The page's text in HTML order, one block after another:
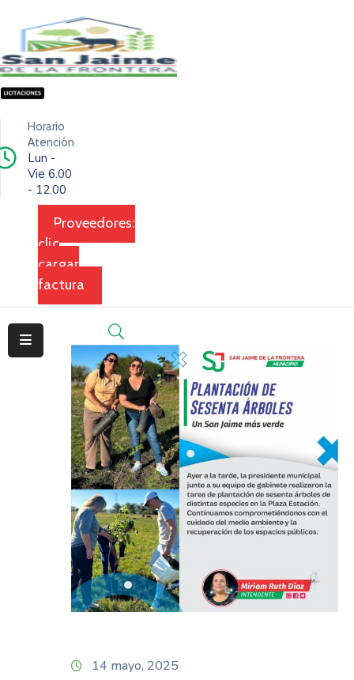
Horario
Atención
Lun -
Vie 6.00
- 12.00
Proveedores:
clic
cargar
factura
Inicio
Ejecutivo
Legislativo
Transparencia
Contacto
14 mayo, 2025